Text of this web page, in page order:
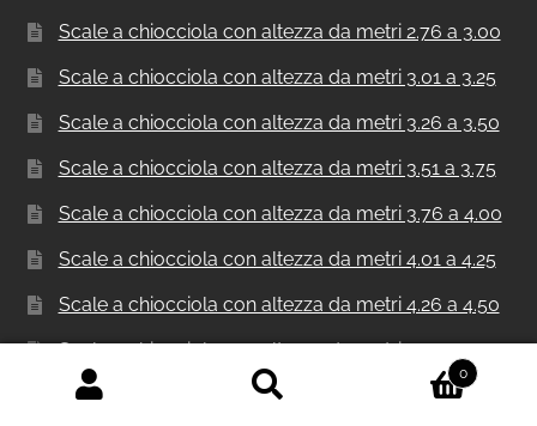
Scale a chiocciola con altezza da metri 2.76 a 3.00
Scale a chiocciola con altezza da metri 3.01 a 3.25
Scale a chiocciola con altezza da metri 3.26 a 3.50
Scale a chiocciola con altezza da metri 3.51 a 3.75
Scale a chiocciola con altezza da metri 3.76 a 4.00
Scale a chiocciola con altezza da metri 4.01 a 4.25
Scale a chiocciola con altezza da metri 4.26 a 4.50
Scale a chiocciola con altezza da metri 4.51 a 4.75
Scale a chiocciola con altezza da metri 4.76 a 5.00
0